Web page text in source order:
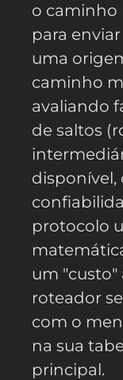
o caminho
para
uma
caminho
avaliando
de saltos
disponível,
protocolo
um "custo"
roteador
com o
na sua
principal.